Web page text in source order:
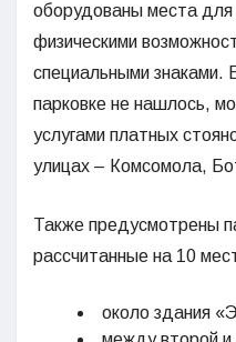
оборудованы места для
физическими
специальными знаками.
парковке не нашлось,
услугами платных
улицах – Комсомола,
Также предусмотрены
рассчитанные на 10
около здания